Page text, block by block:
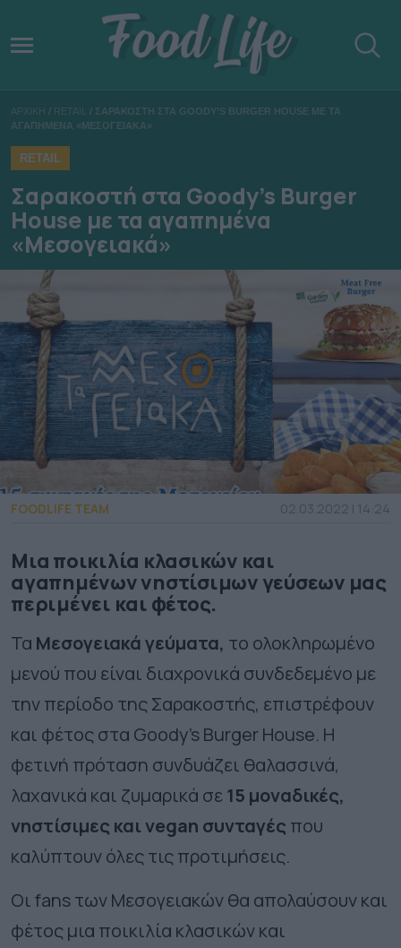
ΑΡΧΙΚΗ / RETAIL / ΣΑΡΑΚΟΣΤΗ ΣΤΑ GOODY’S BURGER HOUSE ΜΕ ΤΑ
ΑΓΑΠΗΜΕΝΑ «ΜΕΣΟΓΕΙΑΚΑ»
RETAIL
Σαρακοστή στα Goody’s Burger
House με τα αγαπημένα
«Μεσογειακά»
FOODLIFE TEAM 02.03.2022 | 14:24
Μια ποικιλία κλασικών και
αγαπημένων νηστίσιμων γεύσεων μας
περιμένει και φέτος.
Τα Μεσογειακά γεύματα, το ολοκληρωμένο
μενού που είναι διαχρονικά συνδεδεμένο με
την περίοδο της Σαρακοστής, επιστρέφουν
και φέτος στα Goody’s Burger House. Η
φετινή πρόταση συνδυάζει θαλασσινά,
λαχανικά και ζυμαρικά σε15 μοναδικές,
νηστίσιμες και vegan συνταγές που
καλύπτουν όλες τις προτιμήσεις.
Οι fans των Μεσογειακών θα απολαύσουν και
φέτος μια ποικιλία κλασικών και